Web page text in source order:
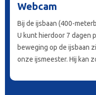
Webcam
Bij de ijsbaan (400-
U kunt hierdoor 7 dagen
beweging op de ijsbaan
onze ijsmeester. Hij kan